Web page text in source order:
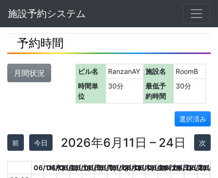
Navbar
施設予約システム
予約時間
月間状況 ビル名 RanzanAY 施設名
RoomB
時間単
位
30分
最低予
約時間
30分
選択済み
前 今日 2026年6月11日 – 24日 次
06/11(木)
06/12(金)
06/13(土)
06/14(日)
06/15(月)
06/16(火)
06/17(水)
06/18(木)
06/19(金)
06/20(土)
06/21(日)
06/22(月)
06/23(
06/